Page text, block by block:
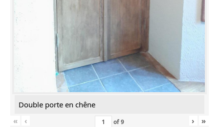
Double porte en chêne
«
‹ of9 › »